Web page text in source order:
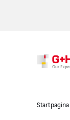
Startpagina